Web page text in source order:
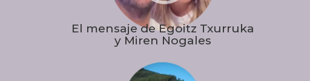
El mensaje de Egoitz Txurruka
y Miren Nogales